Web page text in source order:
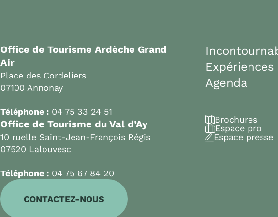
Office de Tourisme Ardèche Grand
Air
Place des Cordeliers
07100 Annonay
Téléphone : 04 75 33 24 51
Office de Tourisme du Val d’Ay
10 ruelle Saint-Jean-François Régis
07520 Lalouvesc
Téléphone : 04 75 67 84 20
CONTACTEZ-NOUS
Expériences
Agenda
Brochures
Espace pro
Espace presse